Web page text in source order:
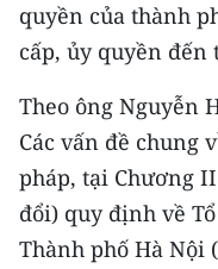
Media Giáo dục
Media Khoa học -
Media Môi trường
Ảnh
quyền của thành
cấp, ủy quyền đến
Theo ông Nguyễn
Các vấn đề chung
pháp, tại Chương
đổi) quy định về
Thành phố Hà Nội